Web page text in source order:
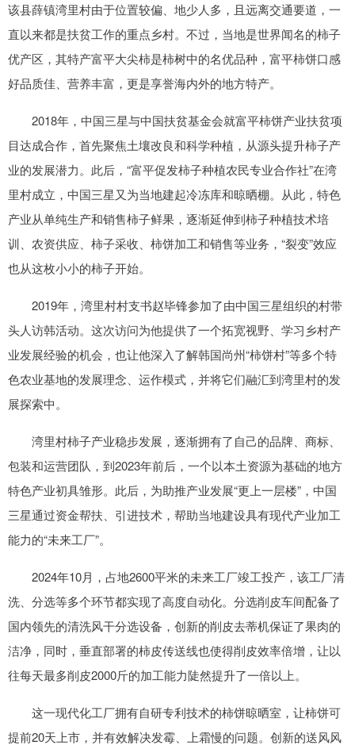
该县薛镇湾里村由于位置较偏、地少人多，且远离交通要道，一
直以来都是扶贫工作的重点乡村。不过，当地是世界闻名的柿子
优产区，其特产富平大尖柿是柿树中的名优品种，富平柿饼口感
好品质佳、营养丰富，更是享誉海内外的地方特产。
2018年，中国三星与中国扶贫基金会就富平柿饼产业扶贫项
目达成合作，首先聚焦土壤改良和科学种植，从源头提升柿子产
业的发展潜力。此后，“富平促发柿子种植农民专业合作社”在湾
里村成立，中国三星又为当地建起冷冻库和晾晒棚。从此，特色
产业从单纯生产和销售柿子鲜果，逐渐延伸到柿子种植技术培
训、农资供应、柿子采收、柿饼加工和销售等业务，“裂变”效应
也从这枚小小的柿子开始。
2019年，湾里村村支书赵毕锋参加了由中国三星组织的村带
头人访韩活动。这次访问为他提供了一个拓宽视野、学习乡村产
业发展经验的机会，也让他深入了解韩国尚州“柿饼村”等多个特
色农业基地的发展理念、运作模式，并将它们融汇到湾里村的发
展探索中。
湾里村柿子产业稳步发展，逐渐拥有了自己的品牌、商标、
包装和运营团队，到2023年前后，一个以本土资源为基础的地方
特色产业初具雏形。此后，为助推产业发展“更上一层楼”，中国
三星通过资金帮扶、引进技术，帮助当地建设具有现代产业加工
能力的“未来工厂”。
2024年10月，占地2600平米的未来工厂竣工投产，该工厂清
洗、分选等多个环节都实现了高度自动化。分选削皮车间配备了
国内领先的清洗风干分选设备，创新的削皮去蒂机保证了果肉的
洁净，同时，垂直部署的柿皮传送线也使得削皮效率倍增，让以
往每天最多削皮2000斤的加工能力陡然提升了一倍以上。
这一现代化工厂拥有自研专利技术的柿饼晾晒室，让柿饼可
提前20天上市，并有效解决发霉、上霜慢的问题。创新的送风风